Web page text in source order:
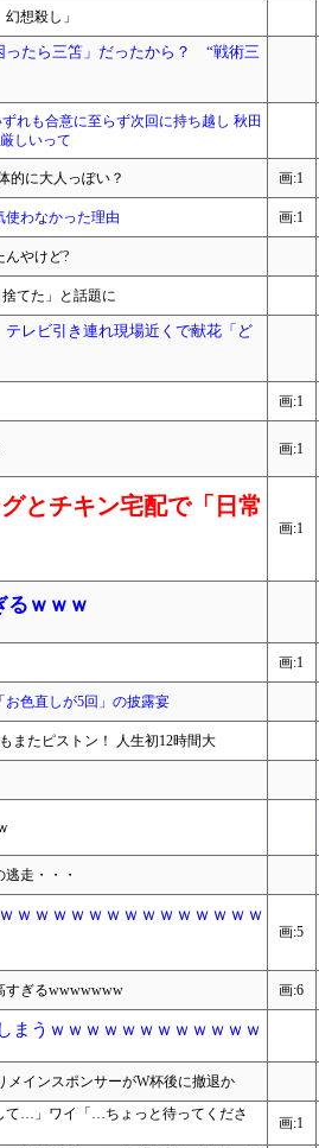
想殺し」
ったら三笘」だったから？ “戦術三
れも合意に至らず次回に持ち越し 秋田
しいって
的に大人っぽい？ 画:1
使わなかった理由 画:1
んやけど?
てた」と話題に
テレビ引き連れ現場近くで献花「ど
画:1
画:1
とチキン宅配で「日常
画:1
るｗｗｗ
画:1
お色直しが5回」の披露宴
またピストン！ 人生初12時間大
走・・・
ｗｗｗｗｗｗｗｗｗｗｗｗｗｗ
画:5
すぎるwwwwwww 画:6
まうｗｗｗｗｗｗｗｗｗｗｗｗ
メインスポンサーがW杯後に撤退か
て…」ワイ「…ちょっと待ってくださ
画:1